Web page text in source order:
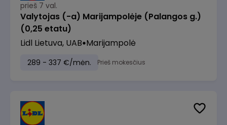
prieš 7 val.
Valytojas (-a) Marijampolėje (Palangos g.)
(0,25 etatu)
Lidl Lietuva, UAB Marijampolė
289 - 337 €/mėn. Prieš mokesčius